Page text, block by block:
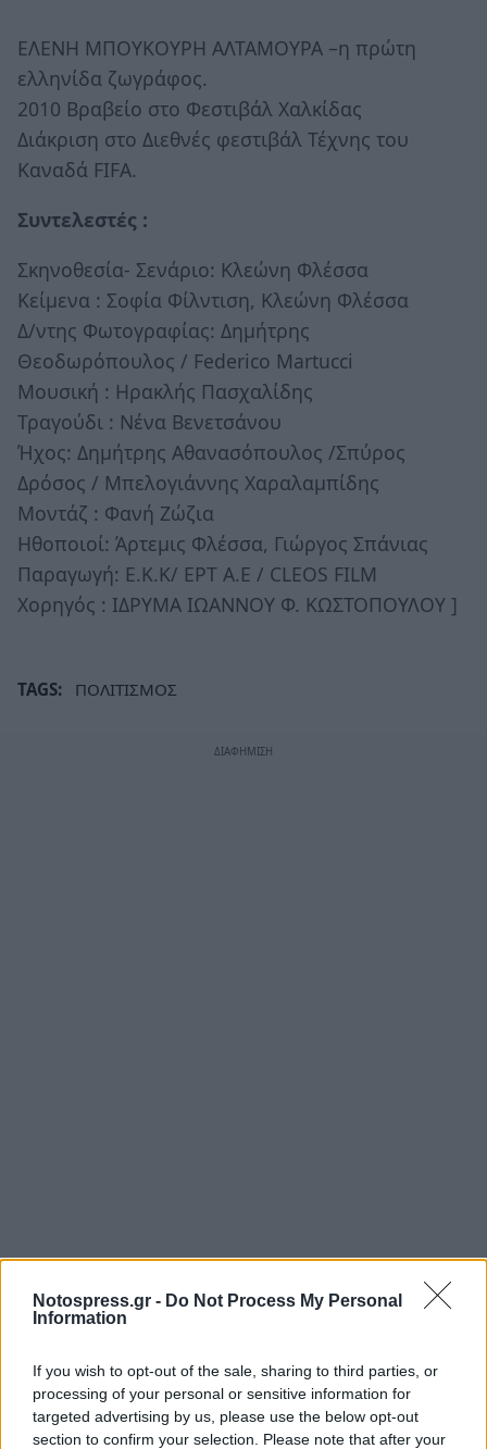
Notospress.gr - Do Not Process My Personal
Information
If you wish to opt-out of the sale, sharing to third parties, or
processing of your personal or sensitive information for
targeted advertising by us, please use the below opt-out
section to confirm your selection. Please note that after your
ΕΛΕΝΗ ΜΠΟΥΚΟΥΡΗ ΑΛΤΑΜΟΥΡΑ –η πρώτη
ελληνίδα ζωγράφος.
2010 Βραβείο στο Φεστιβάλ Χαλκίδας
Διάκριση στο Διεθνές φεστιβάλ Τέχνης του
Καναδά FIFA.
Συντελεστές :
Σκηνοθεσία- Σενάριο: Κλεώνη Φλέσσα
Κείμενα : Σοφία Φίλντιση, Κλεώνη Φλέσσα
Δ/ντης Φωτογραφίας: Δημήτρης
Θεοδωρόπουλος / Federico Martucci
Μουσική : Ηρακλής Πασχαλίδης
Τραγούδι : Νένα Βενετσάνου
Ήχος: Δημήτρης Αθανασόπουλος /Σπύρος
Δρόσος / Μπελογιάννης Χαραλαμπίδης
Μοντάζ : Φανή Ζώζια
Ηθοποιοί: Άρτεμις Φλέσσα, Γιώργος Σπάνιας
Παραγωγή: Ε.Κ.Κ/ ΕΡΤ Α.Ε / CLEOS FILM
Χορηγός : ΙΔΡΥΜΑ ΙΩΑΝΝΟΥ Φ. ΚΩΣΤΟΠΟΥΛΟΥ ]
TAGS: ΠΟΛΙΤΙΣΜΟΣ